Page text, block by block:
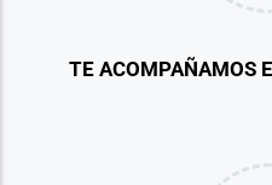
TE ACOMPAÑAMOS